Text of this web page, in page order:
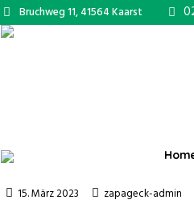
Bruchweg 11, 41564 Kaarst
15. März 2023 zapageck-admin